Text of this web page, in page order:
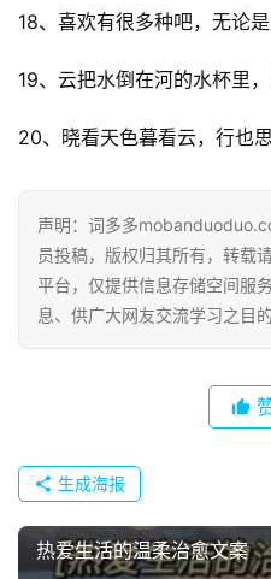
18、喜欢有很多种吧，无论
19、云把水倒在河的水杯里
20、晓看天色暮看云，行也
声明：词多多
员投稿，版权归其所有，转载
平台，仅提供信息存储空间服
息、供广大网友交流学习之目的
生成海报
热爱生活的温柔治愈文案